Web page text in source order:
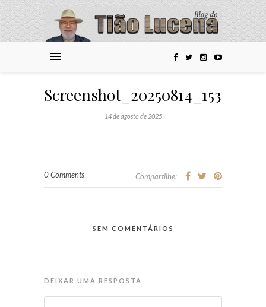
14 de agosto de 2025
0 Comments Compartilhe:
SEM COMENTÁRIOS
DEIXAR UMA RESPOSTA